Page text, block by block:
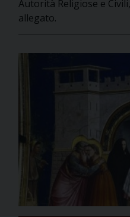
Autorità Religiose e
allegato.